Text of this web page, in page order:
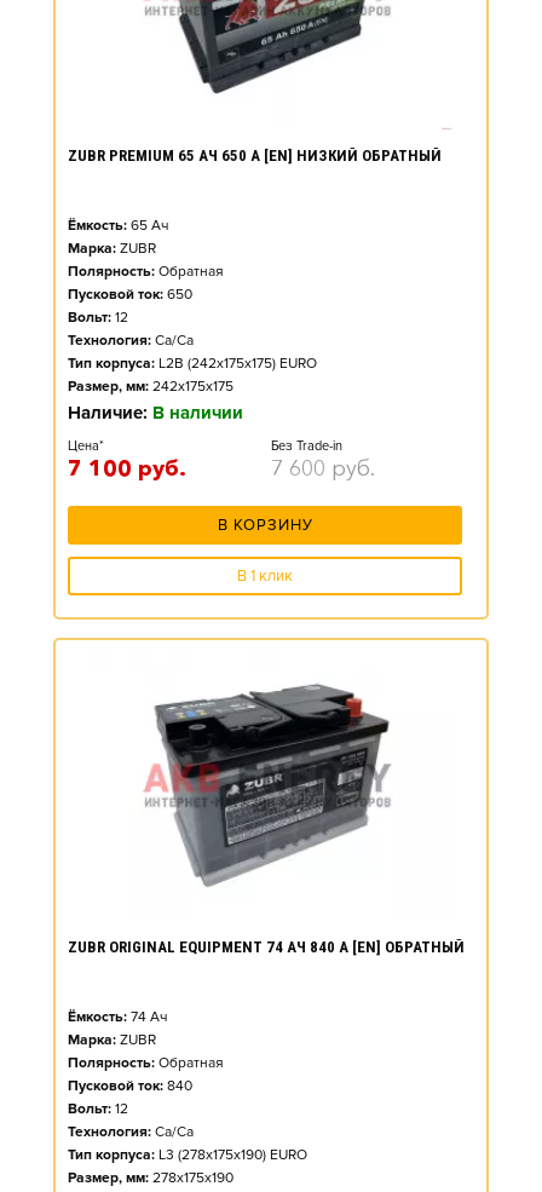
ZUBR PREMIUM 65 АЧ 650 А [EN] НИЗКИЙ ОБРАТНЫЙ
Ёмкость: 65 Ач
Марка: ZUBR
Полярность: Обратная
Пусковой ток: 650
Вольт: 12
Технология: Ca/Ca
Тип корпуса: L2B (242x175x175) EURO
Размер, мм: 242x175x175
Наличие: В наличии
Цена*
7 100 руб.
Без Trade-in
7 600 руб.
В КОРЗИНУ
В 1 клик
ZUBR ORIGINAL EQUIPMENT 74 АЧ 840 А [EN] ОБРАТНЫЙ
Ёмкость: 74 Ач
Марка: ZUBR
Полярность: Обратная
Пусковой ток: 840
Вольт: 12
Технология: Ca/Ca
Тип корпуса: L3 (278x175x190) EURO
Размер, мм: 278x175x190